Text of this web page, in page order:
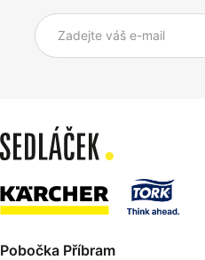
Pobočka Příbram